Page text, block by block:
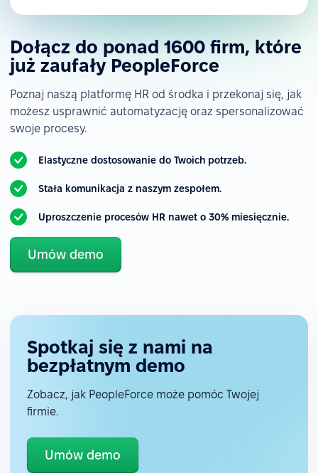
Dołącz do ponad 1600 firm, które
już zaufały PeopleForce
Poznaj naszą platformę HR od środka i przekonaj się, jak
możesz usprawnić automatyzację oraz spersonalizować
swoje procesy.
Elastyczne dostosowanie do Twoich potrzeb.
Stała komunikacja z naszym zespołem.
Uproszczenie procesów HR nawet o 30% miesięcznie.
Umów demo
Spotkaj się z nami na
bezpłatnym demo
Zobacz, jak PeopleForce może pomóc Twojej
firmie.
Umów demo